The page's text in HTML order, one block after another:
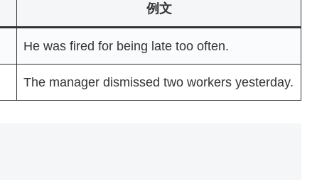
例文
He was fired for being late too often.
The manager dismissed two workers yesterday.